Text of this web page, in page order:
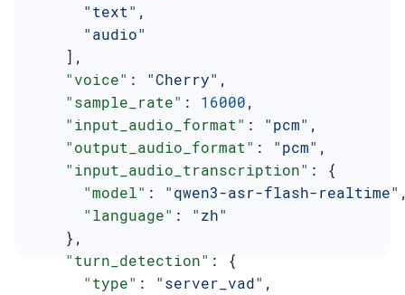
      "text"
,
      "audio"
    ],
    "voice"
: "Cherry" ,
    "sample_rate"
: 16000,
    "input_audio_format"
: "pcm" ,
    "output_audio_format"
: "pcm" ,
    "input_audio_transcription"
: {
      "model"
: "qwen3-asr-flash-realtime"
      "language"
: "zh"
    },
    "turn_detection"
: {
      "type"
: "server_vad" ,